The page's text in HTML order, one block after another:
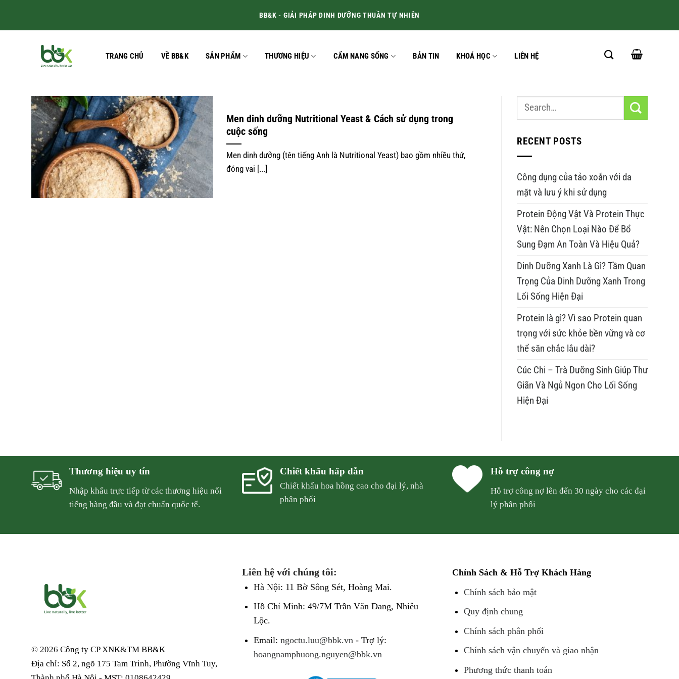
BB&K - GIẢI PHÁP DINH DƯỠNG THUẦN TỰ NHIÊN
TRANG CHỦ VỀ BB&K SẢN PHẨM THƯƠNG HIỆU CẨM NANG SỐNG BẢN TIN KHOÁ HỌC LIÊN HỆ
Men dinh dưỡng Nutritional Yeast & Cách sử dụng trong
cuộc sống
Men dinh dưỡng (tên tiếng Anh là Nutritional Yeast) bao gồm nhiều thứ,
đóng vai [...]
RECENT POSTS
Công dụng của tảo xoắn với da
mặt và lưu ý khi sử dụng
Protein Động Vật Và Protein Thực
Vật: Nên Chọn Loại Nào Để Bổ
Sung Đạm An Toàn Và Hiệu Quả?
Dinh Dưỡng Xanh Là Gì? Tầm Quan
Trọng Của Dinh Dưỡng Xanh Trong
Lối Sống Hiện Đại
Protein là gì? Vì sao Protein quan
trọng với sức khỏe bền vững và cơ
thể săn chắc lâu dài?
Cúc Chi – Trà Dưỡng Sinh Giúp Thư
Giãn Và Ngủ Ngon Cho Lối Sống
Hiện Đại
Thương hiệu uy tín
Nhập khẩu trực tiếp từ các thương hiệu nổi
tiếng hàng đầu và đạt chuẩn quốc tế.
Chiết khấu hấp dẫn
Chiết khẩu hoa hồng cao cho đại lý, nhà
phân phối
Hỗ trợ công nợ
Hỗ trợ công nợ lên đến 30 ngày cho các đại
lý phân phối
© 2026 Công ty CP XNK&TM BB&K
Địa chỉ: Số 2, ngõ 175 Tam Trinh, Phường Vĩnh Tuy,
Liên hệ với chúng tôi:
Hà Nội: 11 Bờ Sông Sét, Hoàng Mai.
Hồ Chí Minh: 49/7M Trần Văn Đang, Nhiêu
Lộc.
Email: ngoctu.luu@bbk.vn - Trợ lý:
hoangnamphuong.nguyen@bbk.vn
Chính Sách & Hỗ Trợ Khách Hàng
Chính sách bảo mật
Quy định chung
Chính sách phân phối
Chính sách vận chuyển và giao nhận
Phương thức thanh toán